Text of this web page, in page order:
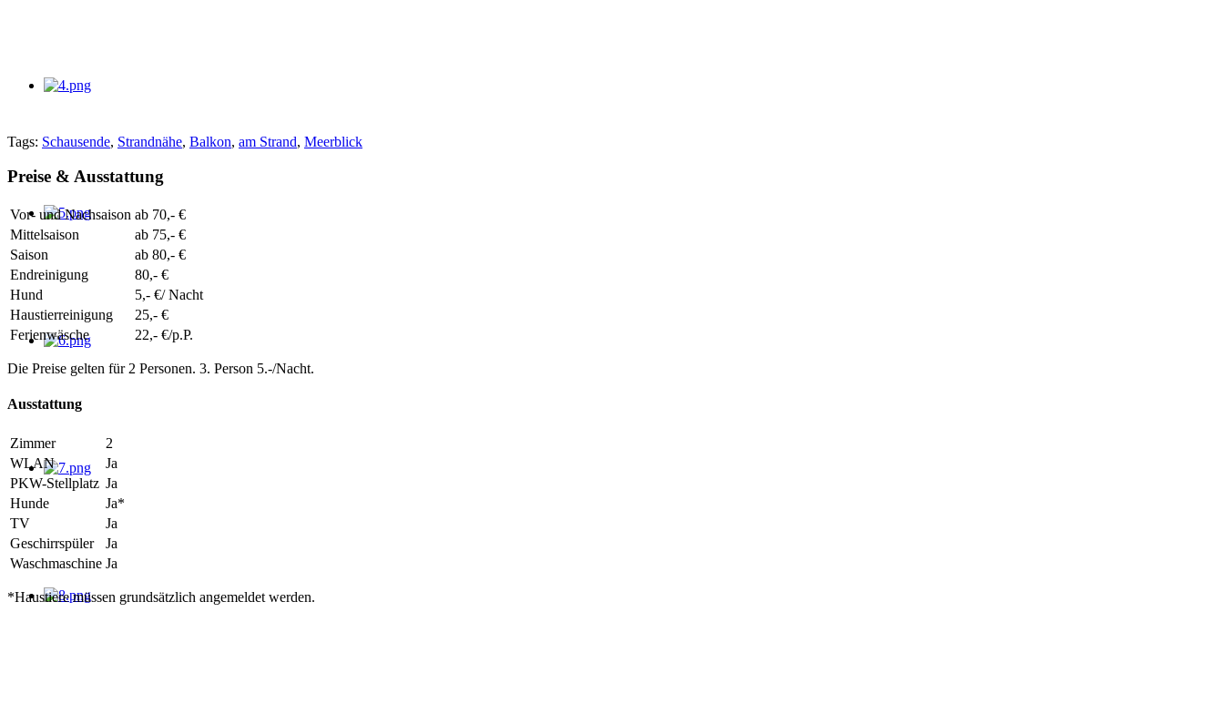
Tags: Schausende, Strandnähe, Balkon, am Strand, Meerblick
Preise & Ausstattung
Vor- und Nachsaison ab 70,- €
Mittelsaison
ab 75,- €
Saison
ab 80,- €
Endreinigung
80,- €
Hund
5,- €/ Nacht
Haustierreinigung
25,- €
Ferienwäsche
22,- €/p.P.
Die Preise gelten für 2 Personen. 3. Person 5.-/Nacht.
Ausstattung
Zimmer
2
WLAN
Ja
PKW-Stellplatz Ja
Hunde
Ja*
TV
Ja
Geschirrspüler
Ja
Waschmaschine Ja
*Haustiere müssen grundsätzlich angemeldet werden.